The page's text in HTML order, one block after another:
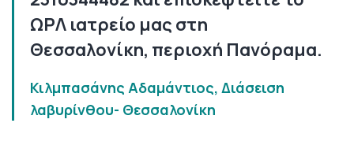
ΩΡΛ ιατρείο μας στη
Θεσσαλονίκη, περιοχή Πανόραμα.
Κιλμπασάνης Αδαμάντιος, Διάσειση
λαβυρίνθου- Θεσσαλονίκη